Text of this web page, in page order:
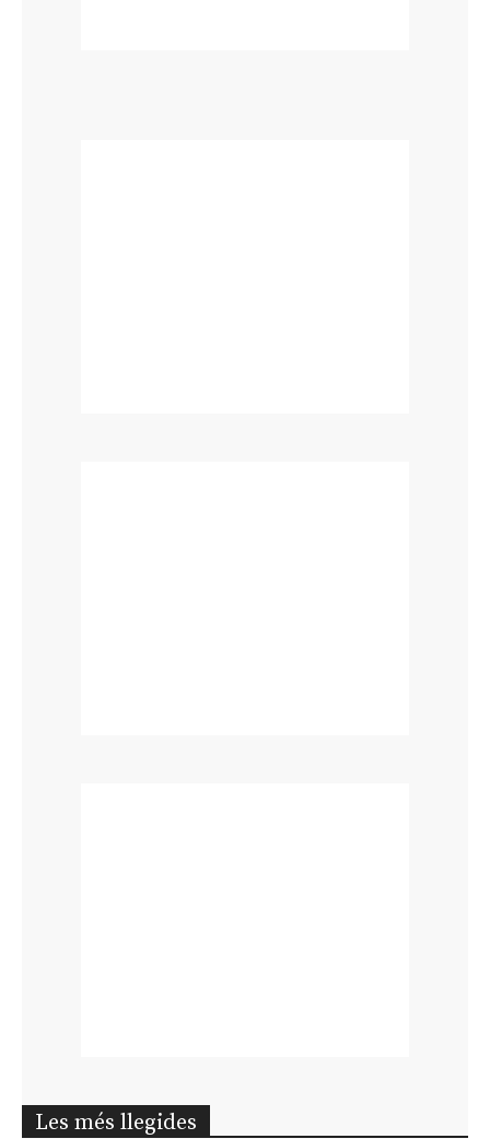
Les més llegides